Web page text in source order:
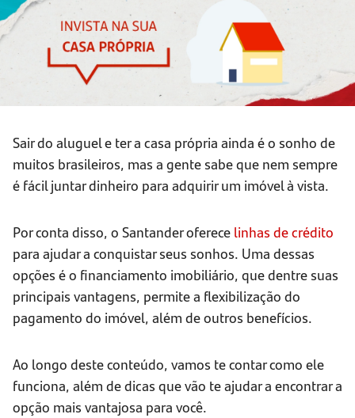
Sair do aluguel e ter a casa própria ainda é o sonho de
muitos brasileiros, mas a gente sabe que nem sempre
é fácil juntar dinheiro para adquirir um imóvel à vista.
Por conta disso, o Santander oferece linhas de crédito
para ajudar a conquistar seus sonhos. Uma dessas
opções é o financiamento imobiliário, que dentre suas
principais vantagens, permite a flexibilização do
pagamento do imóvel, além de outros benefícios.
Ao longo deste conteúdo, vamos te contar como ele
funciona, além de dicas que vão te ajudar a encontrar a
opção mais vantajosa para você.